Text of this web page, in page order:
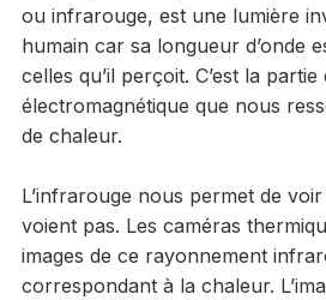
ou infrarouge, est une lumière
humain car sa longueur d’onde
celles qu’il perçoit. C’est la
électromagnétique que nous
de chaleur.
L’infrarouge nous permet de
voient pas. Les caméras
images de ce rayonnement
correspondant à la chaleur.